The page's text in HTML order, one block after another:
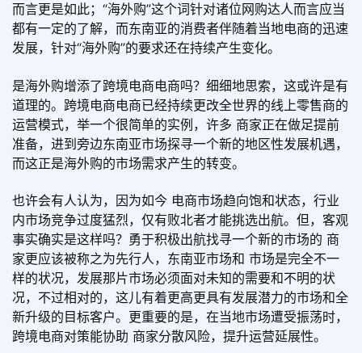
而言更是如此；“海外购”这个词针对诸位网购达人而言应当
都有一定的了解，而东南亚的消费者伴随着当地电商的迅速
发展，针对“海外购”的要求还在持续产生变化。
是海外购增添了跨境电商电商吗？细细地思索，这或许是有
道理的。跨境电商电商已经持续更改全世界的线上零售商的
运营模式，举一个很简单的实例，许多 商家正在做足提前
准备，进到旁边东南亚市场探寻一个新的地区性发展机遇，
而这正是海外购的市场需求产生的转变。
也许会有人认为，因为如今 电商市场趋向饱和状态，行业
内市场竞争过度猛烈，仅有败北者才能挑选出航。但，客观
事实确实是这样吗？勇于积极出航找寻一个新的市场的 商
家更应该被称之为先行人，东南亚市场和 市场是完全不一
样的状况，发展那片市场必须面对未知的需要和不明的状
况，不过相对的，这儿有着更高更具有发展潜力的市场和全
新升级的目标客户。更重要的是，在当地市场遭受振荡时，
跨境电商对策能协助 商家分散风险，提升运营延展性。